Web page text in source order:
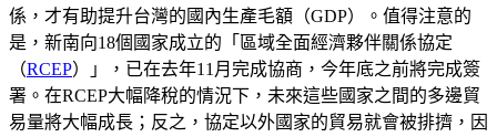
係，才有助提升台灣的國內生產毛額（GDP）。值得注意的
是，新南向18個國家成立的「區域全面經濟夥伴關係協定
（RCEP）」，已在去年11月完成協商，今年底之前將完成簽
署。在RCEP大幅降稅的情況下，未來這些國家之間的多邊貿
易量將大幅成長；反之，協定以外國家的貿易就會被排擠，因